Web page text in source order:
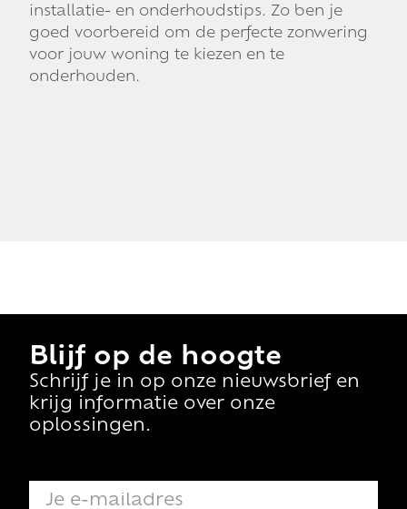
installatie- en onderhoudstips. Zo ben je
goed voorbereid om de perfecte zonwering
voor jouw woning te kiezen en te
onderhouden.
Blijf op de hoogte
Schrijf je in op onze nieuwsbrief en
krijg informatie over onze
oplossingen.